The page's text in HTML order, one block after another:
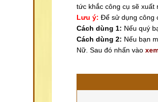
tức khắc công cụ sẽ xuất
Lưu ý: Để sử dụng công
Cách dùng 1: Nếu quý
Cách dùng 2: Nếu bạn
Nữ. Sau đó nhấn vào